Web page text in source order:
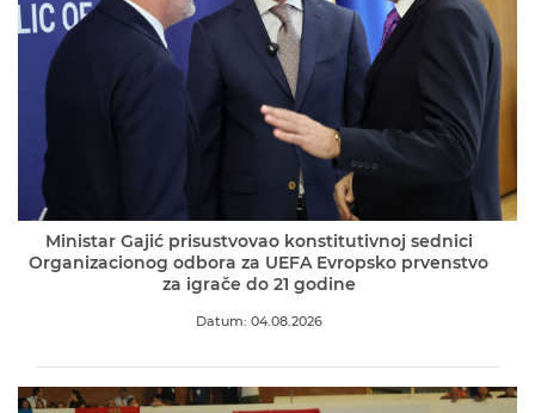
Ministar Gajić prisustvovao konstitutivnoj sednici
Organizacionog odbora za UEFA Evropsko prvenstvo
za igrače do 21 godine
Datum: 04.08.2026